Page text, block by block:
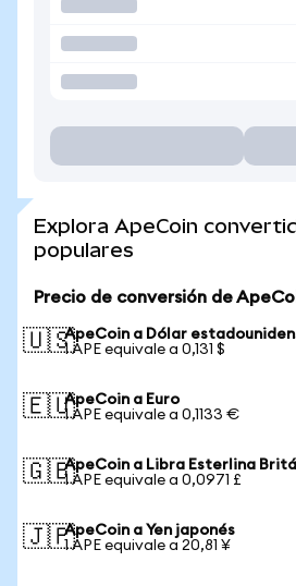
Explora ApeCoin
populares
Precio de conversión de
🇺🇸ApeCoin a Dólar
1 APE equivale a 0,131 $
🇪🇺ApeCoin a Euro
1 APE equivale a 0,1133 €
🇬🇧ApeCoin a Libra Esterlina
1 APE equivale a 0,0971 £
🇯🇵ApeCoin a Yen japonés
1 APE equivale a 20,81 ¥